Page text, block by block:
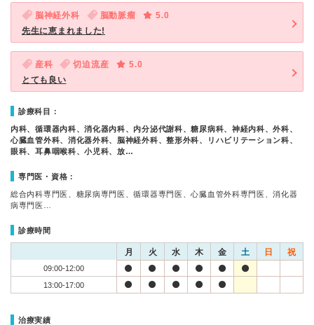
脳神経外科 脳動脈瘤
5.0
先生に恵まれました!
産科 切迫流産
5.0
とても良い
診療科目：
内科、循環器内科、消化器内科、内分泌代謝科、糖尿病科、神経内科、外科、
心臓血管外科、消化器外科、脳神経外科、整形外科、リハビリテーション科、
眼科、耳鼻咽喉科、小児科、放…
専門医・資格：
総合内科専門医、糖尿病専門医、循環器専門医、心臓血管外科専門医、消化器
病専門医…
診療時間
月 火 水 木 金 土 日 祝
09:00-12:00
13:00-17:00
治療実績